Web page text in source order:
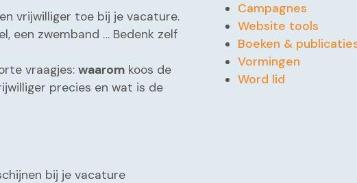
vrijwilliger toe bij je vacature.
een zwemband … Bedenk zelf
vraagjes: waarom koos de
precies en wat is de
bij je vacature
Campagnes
Website tools
Boeken &
Vormingen
Word lid